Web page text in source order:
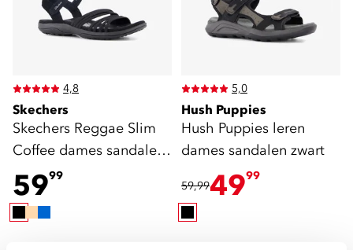
4,8
Skechers
Skechers Reggae Slim
Coffee dames sandalen
zwart
5999
5,0
Hush Puppies
Hush Puppies leren
dames sandalen zwart
59,994999